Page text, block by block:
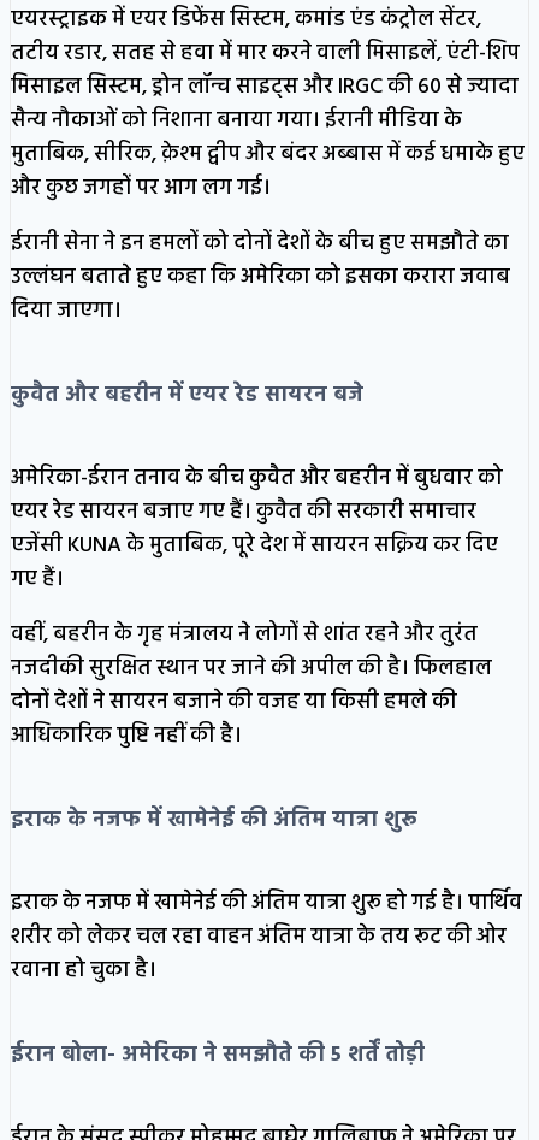
एयरस्ट्राइक में एयर डिफेंस सिस्टम, कमांड एंड कंट्रोल सेंटर,
तटीय रडार, सतह से हवा में मार करने वाली मिसाइलें, एंटी-शिप
मिसाइल सिस्टम, ड्रोन लॉन्च साइट्स और IRGC की 60 से ज्यादा
सैन्य नौकाओं को निशाना बनाया गया। ईरानी मीडिया के
मुताबिक, सीरिक, क़ेश्म द्वीप और बंदर अब्बास में कई धमाके हुए
और कुछ जगहों पर आग लग गई।
ईरानी सेना ने इन हमलों को दोनों देशों के बीच हुए समझौते का
उल्लंघन बताते हुए कहा कि अमेरिका को इसका करारा जवाब
दिया जाएगा।
कुवैत और बहरीन में एयर रेड सायरन बजे
अमेरिका-ईरान तनाव के बीच कुवैत और बहरीन में बुधवार को
एयर रेड सायरन बजाए गए हैं। कुवैत की सरकारी समाचार
एजेंसी KUNA के मुताबिक, पूरे देश में सायरन सक्रिय कर दिए
गए हैं।
वहीं, बहरीन के गृह मंत्रालय ने लोगों से शांत रहने और तुरंत
नजदीकी सुरक्षित स्थान पर जाने की अपील की है। फिलहाल
दोनों देशों ने सायरन बजाने की वजह या किसी हमले की
आधिकारिक पुष्टि नहीं की है।
इराक के नजफ में खामेनेई की अंतिम यात्रा शुरू
इराक के नजफ में खामेनेई की अंतिम यात्रा शुरू हो गई है। पार्थिव
शरीर को लेकर चल रहा वाहन अंतिम यात्रा के तय रूट की ओर
रवाना हो चुका है।
ईरान बोला- अमेरिका ने समझौते की 5 शर्तेंतोड़ी